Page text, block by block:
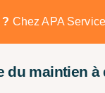
Chez APA
du maintien à